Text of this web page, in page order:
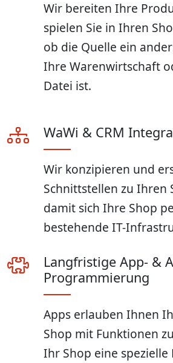
Wir bereiten Ihre
spielen Sie in Ihren
ob die Quelle ein
Ihre Warenwirtschaft
Datei ist.
WaWi & CRM
Wir konzipieren und
Schnittstellen zu Ihren
damit sich Ihre Shop
bestehende IT-
Langfristige App- &
Programmierung
Apps erlauben Ihnen
Shop mit Funktionen
Ihr Shop eine spezielle